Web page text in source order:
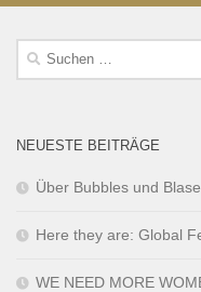
NEUESTE BEITRÄGE
Über Bubbles und
Here they are: Global
WE NEED MORE